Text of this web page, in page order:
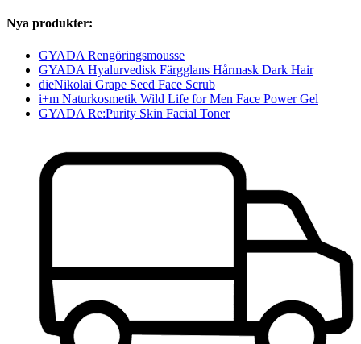
Nya produkter:
GYADA Rengöringsmousse
GYADA Hyalurvedisk Färgglans Hårmask Dark Hair
dieNikolai Grape Seed Face Scrub
i+m Naturkosmetik Wild Life for Men Face Power Gel
GYADA Re:Purity Skin Facial Toner